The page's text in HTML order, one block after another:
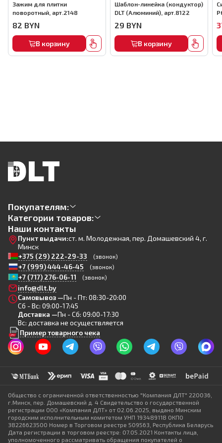
Зажим для плитки
поворотный, арт.2148
82 BYN
В корзину
Шаблон-линейка (кондуктор)
DLT (Алюминий), арт.8122
29 BYN
В корзину
Покупателям:
Категории товаров:
Наши контакты
Пункт выдачи:ст. м. Молодежная, пер. Домашевский 4, г.
Минск
+375 (29) 222-29-33
(звонок)
+7 (999) 444-46-45 (звонок)
+7 (717) 276-06-11 (звонок)
info@dlt.by
Самовывоз —Пн - Пт: 08:30-20:00
Сб - Вс: 09:00-17:45
Доставка —Пн - Сб: 09:00-17:30
Вс: доставка не осуществляется
Пример товарного чека
Общество с ограниченной ответственностью "Компания ДЛТ" 220036,
г.Минск, пер. Домашевский д. 4 Свидетельство о государственной
регистрации ООО «Компания ДЛТ» от 02.06.2025, выдано Минским
городским исполнительным комитетом УНП 193489118 ОКПО
38226623500 Номер в Торговом реестре 509563, Республика Беларусь
Дата регистрации в торговом реестре: 07.05.2021 Контакты лица,
уполномоченного рассматривать обращения покупателей о